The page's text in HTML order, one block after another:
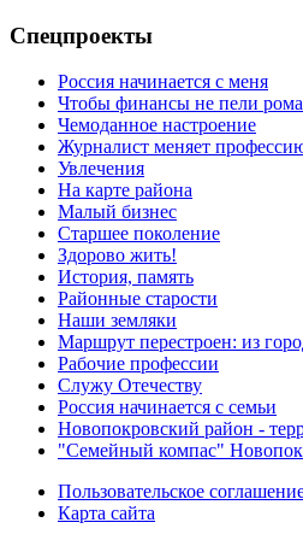
Спецпроекты
Россия начинается с меня
Чтобы финансы не пели
Чемоданное настроение
Журналист меняет
Увлечения
На карте района
Малый бизнес
Старшее поколение
Здорово жить!
История, память
Районные старости
Наши земляки
Маршрут перестроен: из
Рабочие профессии
Служу Отечеству
Россия начинается с семьи
Новопокровский район -
"Семейный компас"
Пользовательское
Карта сайта